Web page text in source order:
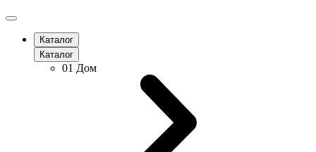
Каталог
Каталог
01 Дом